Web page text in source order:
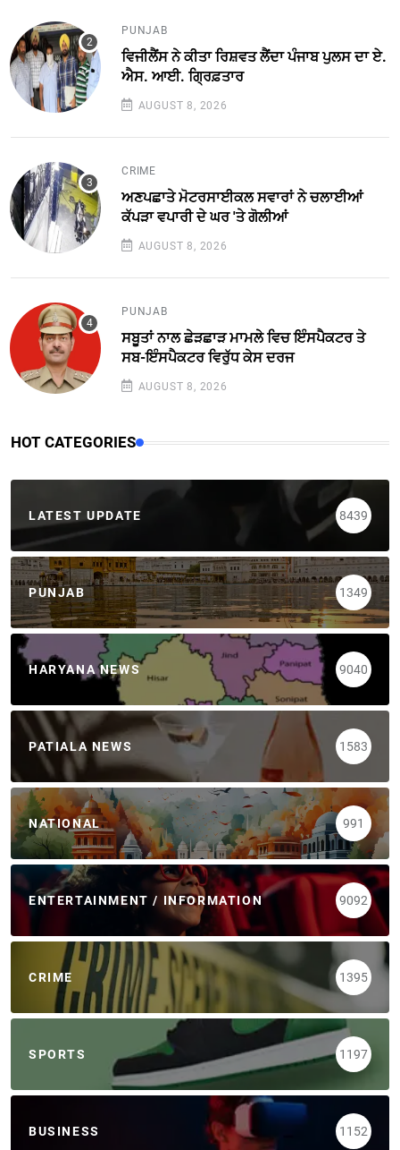
PUNJAB
ਵਿਜੀਲੈਂਸ ਨੇ ਕੀਤਾ ਰਿਸ਼ਵਤ ਲੈਂਦਾ ਪੰਜਾਬ ਪੁਲਸ ਦਾ ਏ.
ਐਸ. ਆਈ. ਗ੍ਰਿਫ਼ਤਾਰ
AUGUST 8, 2026
CRIME
ਅਣਪਛਾਤੇ ਮੋਟਰਸਾਈਕਲ ਸਵਾਰਾਂ ਨੇ ਚਲਾਈਆਂ
ਕੱਪੜਾ ਵਪਾਰੀ ਦੇ ਘਰ 'ਤੇ ਗੋਲੀਆਂ
AUGUST 8, 2026
PUNJAB
ਸਬੂਤਾਂ ਨਾਲ ਛੇੜਛਾੜ ਮਾਮਲੇ ਵਿਚ ਇੰਸਪੈਕਟਰ ਤੇ
ਸਬ-ਇੰਸਪੈਕਟਰ ਵਿਰੁੱਧ ਕੇਸ ਦਰਜ
AUGUST 8, 2026
HOT CATEGORIES
LATEST UPDATE 8439
PUNJAB 1349
HARYANA NEWS 9040
PATIALA NEWS 1583
NATIONAL 991
ENTERTAINMENT / INFORMATION 9092
CRIME 1395
SPORTS 1197
BUSINESS 1152